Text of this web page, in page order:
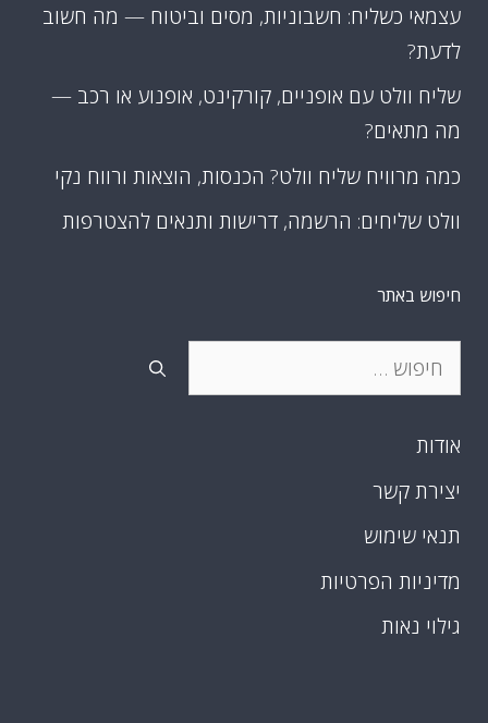
עצמאי כשליח: חשבוניות, מסים וביטוח — מה חשוב
לדעת?
שליח וולט עם אופניים, קורקינט, אופנוע או רכב —
מה מתאים?
כמה מרוויח שליח וולט? הכנסות, הוצאות ורווח נקי
וולט שליחים: הרשמה, דרישות ותנאים להצטרפות
חיפוש באתר
חיפוש:
אודות
יצירת קשר
תנאי שימוש
מדיניות הפרטיות
גילוי נאות